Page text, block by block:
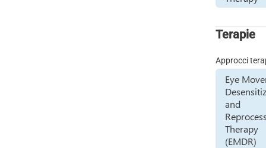
Terapie
Approcci
Eye
and
Therapy
(EMDR)